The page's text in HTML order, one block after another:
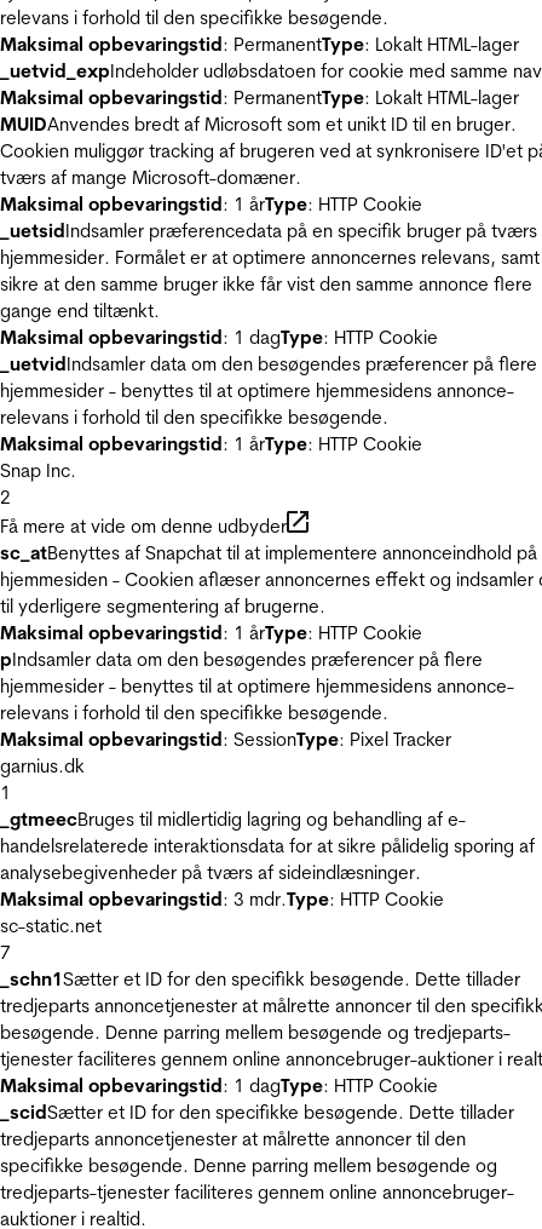
relevans i forhold til den specifikke besøgende.
Maksimal opbevaringstid: PermanentType: Lokalt HTML-lager
_uetvid_expIndeholder udløbsdatoen for cookie med samme
Maksimal opbevaringstid: PermanentType: Lokalt HTML-lager
MUIDAnvendes bredt af Microsoft som et unikt ID til en bruger.
Cookien muliggør tracking af brugeren ved at synkronisere ID'et
tværs af mange Microsoft-domæner.
Maksimal opbevaringstid: 1 årType: HTTP Cookie
_uetsidIndsamler præferencedata på en specifik bruger på tværs
hjemmesider. Formålet er at optimere annoncernes relevans, samt
sikre at den samme bruger ikke får vist den samme annonce flere
gange end tiltænkt.
Maksimal opbevaringstid: 1 dagType: HTTP Cookie
_uetvidIndsamler data om den besøgendes præferencer på flere
hjemmesider - benyttes til at optimere hjemmesidens annonce-
relevans i forhold til den specifikke besøgende.
Maksimal opbevaringstid: 1 årType: HTTP Cookie
Snap Inc.
2
Få mere at vide om denne udbyder
sc_atBenyttes af Snapchat til at implementere annonceindhold på
hjemmesiden - Cookien aflæser annoncernes effekt og indsamler
til yderligere segmentering af brugerne.
Maksimal opbevaringstid: 1 årType: HTTP Cookie
pIndsamler data om den besøgendes præferencer på flere
hjemmesider - benyttes til at optimere hjemmesidens annonce-
relevans i forhold til den specifikke besøgende.
Maksimal opbevaringstid: SessionType: Pixel Tracker
garnius.dk
1
_gtmeecBruges til midlertidig lagring og behandling af e-
handelsrelaterede interaktionsdata for at sikre pålidelig sporing af
analysebegivenheder på tværs af sideindlæsninger.
Maksimal opbevaringstid: 3 mdr.Type: HTTP Cookie
sc-static.net
7
_schn1Sætter et ID for den specifikk besøgende. Dette tillader
tredjeparts annoncetjenester at målrette annoncer til den
besøgende. Denne parring mellem besøgende og tredjeparts-
tjenester faciliteres gennem online annoncebruger-auktioner i
Maksimal opbevaringstid: 1 dagType: HTTP Cookie
_scidSætter et ID for den specifikke besøgende. Dette tillader
tredjeparts annoncetjenester at målrette annoncer til den
specifikke besøgende. Denne parring mellem besøgende og
tredjeparts-tjenester faciliteres gennem online annoncebruger-
auktioner i realtid.